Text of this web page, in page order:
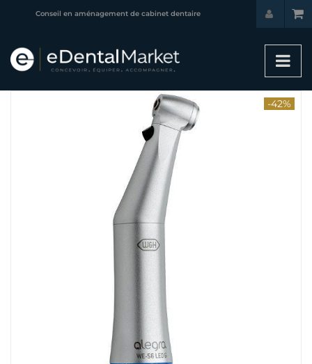
Conseil en aménagement de cabinet dentaire
-42%